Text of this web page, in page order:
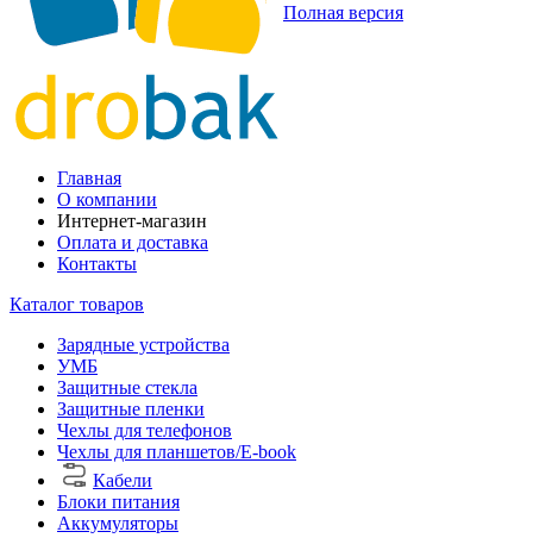
Полная версия
Главная
О компании
Интернет-магазин
Оплата и доставка
Контакты
Каталог товаров
Зарядные устройства
УМБ
Защитные стекла
Защитные пленки
Чехлы для телефонов
Чехлы для планшетов/E-book
Кабели
Блоки питания
Аккумуляторы